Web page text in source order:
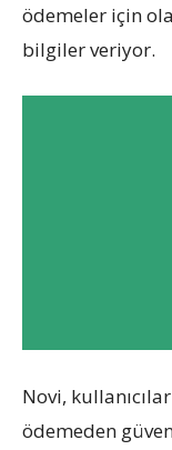
ödemeler için
bilgiler veriyor.
Novi,
ödemeden